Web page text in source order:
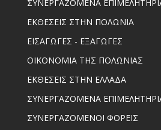
ΣΥΝΕΡΓΑΖΟΜΕΝΑ
ΕΚΘΕΣΕΙΣ ΣΤΗΝ ΠΟΛΩΝΙΑ
ΕΙΣΑΓΩΓΕΣ - ΕΞΑΓΩΓΕΣ
ΟΙΚΟΝΟΜΙΑ ΤΗΣ ΠΟΛΩΝΙΑΣ
ΕΚΘΕΣΕΙΣ ΣΤΗΝ ΕΛΛΑΔΑ
ΣΥΝΕΡΓΑΖΟΜΕΝΑ
ΣΥΝΕΡΓΑΖΟΜΕΝΟΙ ΦΟΡΕΙΣ